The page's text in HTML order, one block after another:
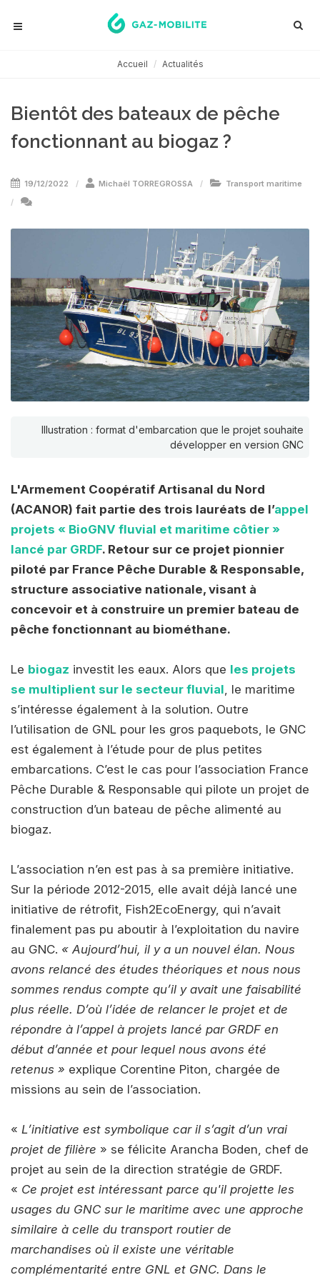
Accueil Actualités
Bientôt des bateaux de pêche
fonctionnant au biogaz ?
19/12/2022 Michaël TORREGROSSA Transport maritime
Illustration : format d'embarcation que le projet souhaite
développer en version GNC
L'Armement Coopératif Artisanal du Nord
(ACANOR) fait partie des trois lauréats de l’appel
projets « BioGNV fluvial et maritime côtier »
lancé par GRDF. Retour sur ce projet pionnier
piloté par France Pêche Durable & Responsable,
structure associative nationale, visant à
concevoir et à construire un premier bateau de
pêche fonctionnant au biométhane.
Le biogaz investit les eaux. Alors que les projets
se multiplient sur le secteur fluvial, le maritime
s’intéresse également à la solution. Outre
l’utilisation de GNL pour les gros paquebots, le GNC
est également à l’étude pour de plus petites
embarcations. C’est le cas pour l’association France
Pêche Durable & Responsable qui pilote un projet de
construction d’un bateau de pêche alimenté au
biogaz.
L’association n’en est pas à sa première initiative.
Sur la période 2012-2015, elle avait déjà lancé une
initiative de rétrofit, Fish2EcoEnergy, qui n’avait
finalement pas pu aboutir à l’exploitation du navire
au GNC. « Aujourd’hui, il y a un nouvel élan. Nous
avons relancé des études théoriques et nous nous
sommes rendus compte qu’il y avait une faisabilité
plus réelle. D’où l’idée de relancer le projet et de
répondre à l’appel à projets lancé par GRDF en
début d’année et pour lequel nous avons été
retenus » explique Corentine Piton, chargée de
missions au sein de l’association.
« L’initiative est symbolique car il s’agit d’un vrai
projet de filière » se félicite Arancha Boden, chef de
projet au sein de la direction stratégie de GRDF.
« Ce projet est intéressant parce qu'il projette les
usages du GNC sur le maritime avec une approche
similaire à celle du transport routier de
marchandises où il existe une véritable
complémentarité entre GNL et GNC. Dans le